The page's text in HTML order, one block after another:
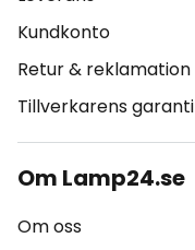
Kundkonto
Retur & reklamation
Tillverkarens garanti
Om Lamp24.se
Om oss